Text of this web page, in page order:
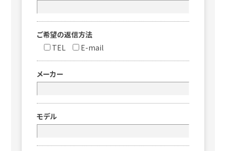
ご希望の返信方法
TEL
E-mail
メーカー
モデル